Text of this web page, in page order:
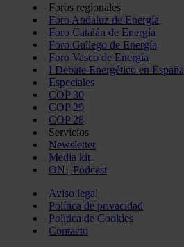
Foros regionales
Foro Andaluz de Energía
Foro Catalán de Energía
Foro Gallego de Energía
Foro Vasco de Energía
I Debate Energético en España
Especiales
COP 30
COP 29
COP 28
Servicios
Newsletter
Media kit
ON | Podcast
Aviso legal
Política de privacidad
Política de Cookies
Contacto